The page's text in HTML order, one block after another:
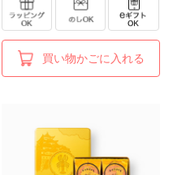
買い物かごに入れる